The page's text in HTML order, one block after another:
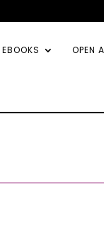
EBOOKS OPEN